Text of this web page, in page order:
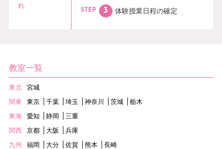
れ
STEP 体験授業日程の確定
教室一覧
東北
宮城
関東
東京 千葉 埼玉 神奈川 茨城
栃木
東海
愛知 静岡
三重
関西
京都 大阪
兵庫
九州
福岡 大分 佐賀 熊本
長崎